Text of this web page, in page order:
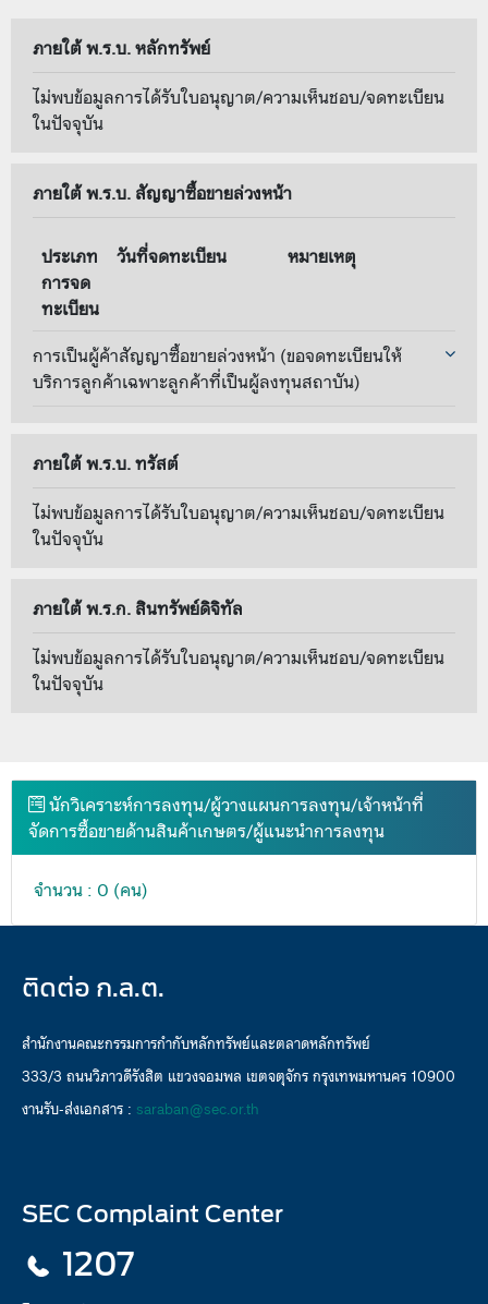
ภายใต้ พ.ร.บ. หลักทรัพย์
ไม่พบข้อมูลการได้รับใบอนุญาต/ความเห็นชอบ/จดทะเบียน
ในปัจจุบัน
ภายใต้ พ.ร.บ. สัญญาซื้อขายล่วงหน้า
ประเภท
การจด
ทะเบียน
วันที่จดทะเบียน หมายเหตุ
การเป็นผู้ค้าสัญญาซื้อขายล่วงหน้า (ขอจดทะเบียนให้
บริการลูกค้าเฉพาะลูกค้าที่เป็นผู้ลงทุนสถาบัน)
ภายใต้ พ.ร.บ. ทรัสต์
ไม่พบข้อมูลการได้รับใบอนุญาต/ความเห็นชอบ/จดทะเบียน
ในปัจจุบัน
ภายใต้ พ.ร.ก. สินทรัพย์ดิจิทัล
ไม่พบข้อมูลการได้รับใบอนุญาต/ความเห็นชอบ/จดทะเบียน
ในปัจจุบัน
นักวิเคราะห์การลงทุน/ผู้วางแผนการลงทุน/เจ้าหน้าที่
จัดการซื้อขายด้านสินค้าเกษตร/ผู้แนะนำการลงทุน
จำนวน : 0 (คน)
ติดต่อ ก.ล.ต.
สำนักงานคณะกรรมการกำกับหลักทรัพย์และตลาดหลักทรัพย์
333/3 ถนนวิภาวดีรังสิต แขวงจอมพล เขตจตุจักร กรุงเทพมหานคร 10900
งานรับ-ส่งเอกสาร : saraban@sec.or.th
SEC Complaint Center
1207